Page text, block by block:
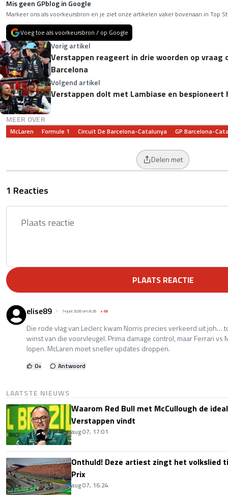
Mis geen GPblog in Google
Markeer ons als voorkeursbron en je ziet onze artikelen vaker bovenaan in Top
Voeg toe als voorkeursbron / op Google
Vorig artikel
Verstappen reageert in drie woorden op vraag
Barcelona
Volgend artikel
Verstappen dolt met Lambiase en bespioneert
MEER OVER
McLaren Formule 1 Circuit De Barcelona-Catalunya GP Barcelona-
Delen met
1 Reacties
PLAATS REACTIE
elise89 14 juni 2026 om 8:26 +68
Die rode vlag van Leclerc kwam Norris precies verkeerd uit joh…
winst van die voorvleugel. Prima damage control, maar Ferrari vs
lopen. McLaren moet sneller updates droppen.
0+ Antwoord
LAATSTE NIEUWS
Waarom Red Bull met McCullough de
Verstappen vindt
aug 07, 17:01
Onthuld! Deze artiest zingt het volkslied
Prix
aug 07, 16:24